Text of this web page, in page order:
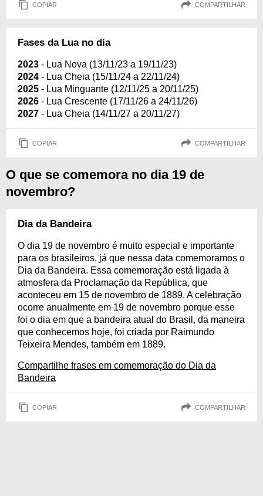
COPIAR COMPARTILHAR
Fases da Lua no dia
2023 - Lua Nova (13/11/23 a 19/11/23)
2024 - Lua Cheia (15/11/24 a 22/11/24)
2025 - Lua Minguante (12/11/25 a 20/11/25)
2026 - Lua Crescente (17/11/26 a 24/11/26)
2027 - Lua Cheia (14/11/27 a 20/11/27)
COPIAR COMPARTILHAR
O que se comemora no dia 19 de
novembro?
Dia da Bandeira
O dia 19 de novembro é muito especial e importante
para os brasileiros, já que nessa data comemoramos o
Dia da Bandeira. Essa comemoração está ligada à
atmosfera da Proclamação da República, que
aconteceu em 15 de novembro de 1889. A celebração
ocorre anualmente em 19 de novembro porque esse
foi o dia em que a bandeira atual do Brasil, da maneira
que conhecemos hoje, foi criada por Raimundo
Teixeira Mendes, também em 1889.
Compartilhe frases em comemoração do Dia da
Bandeira
COPIAR COMPARTILHAR